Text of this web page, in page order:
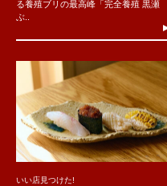
る養殖ブリの最高峰「完全養殖 黒瀬
ぶ..
いい店見つけた!